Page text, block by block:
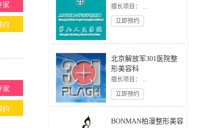
家
约
家
约
擅长项目： ...
立即预约
北京解放军301医院整
形美容科
擅长项目： ...
立即预约
BONMAN柏漫整形美容